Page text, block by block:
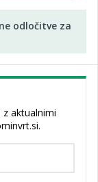
odločitve za
aktualnimi